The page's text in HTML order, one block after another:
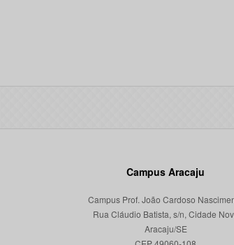
Campus Aracaju
Campus Prof. João Cardoso
Rua Cláudio Batista, s/n, Cidade
Aracaju/SE